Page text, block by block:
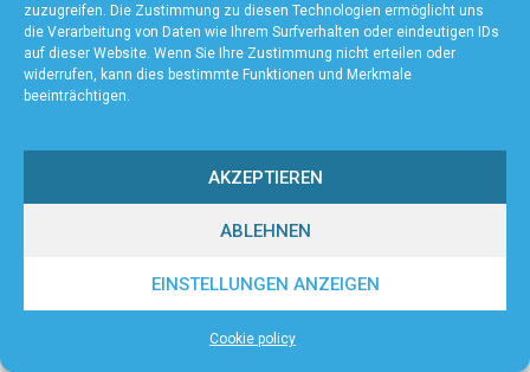
zuzugreifen. Die Zustimmung zu diesen Technologien ermöglicht uns
die Verarbeitung von Daten wie Ihrem Surfverhalten oder eindeutigen IDs
auf dieser Website. Wenn Sie Ihre Zustimmung nicht erteilen oder
widerrufen, kann dies bestimmte Funktionen und Merkmale
beeinträchtigen.
AKZEPTIEREN
ABLEHNEN
EINSTELLUNGEN ANZEIGEN
Cookie policy